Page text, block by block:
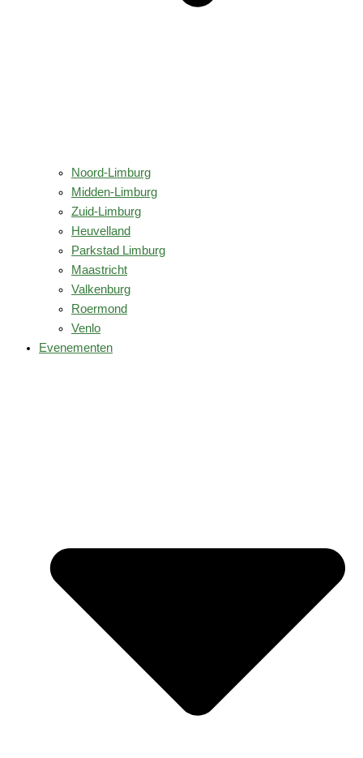
Noord-Limburg
Midden-Limburg
Zuid-Limburg
Heuvelland
Parkstad Limburg
Maastricht
Valkenburg
Roermond
Venlo
Evenementen